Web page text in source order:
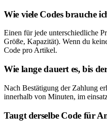
Wie viele Codes brauche
Einen für jede unterschiedliche
Größe, Kapazität). Wenn du
Code pro Artikel.
Wie lange dauert es, bis
Nach Bestätigung der Zahlung
innerhalb von Minuten, im
Taugt derselbe Code für